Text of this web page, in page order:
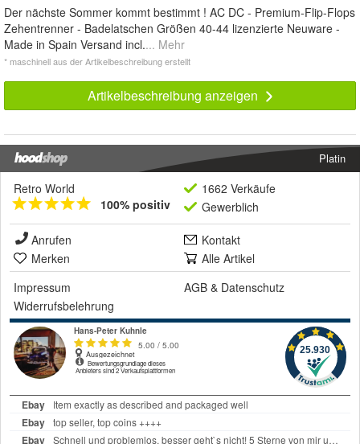
Der nächste Sommer kommt bestimmt ! AC DC - Premium-Flip-Flops
Zehentrenner - Badelatschen Größen 40-44 lizenzierte Neuware -
Made in Spain Versand incl.... Mehr
* maschinell aus der Artikelbeschreibung erstellt
Artikelbeschreibung anzeigen
Platin
Retro World
100% positiv
1662 Verkäufe
Gewerblich
Anrufen
Kontakt
Merken
Alle Artikel
Impressum
AGB & Datenschutz
Widerrufsbelehrung